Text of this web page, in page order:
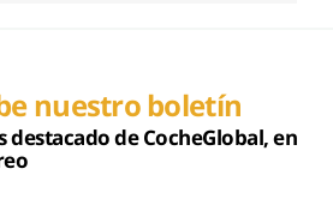
nuestro boletín
destacado de CocheGlobal, en